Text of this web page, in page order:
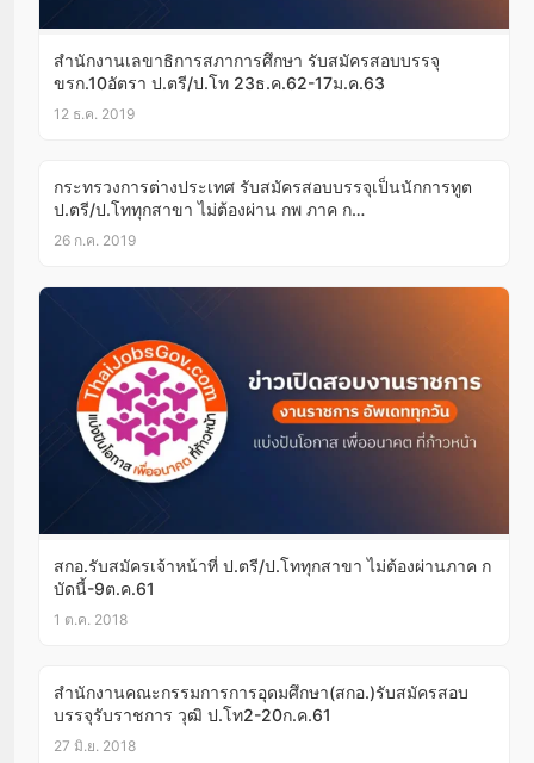
สำนักงานเลขาธิการสภาการศึกษา ​รับสมัครสอบบรรจุ
ขรก.10อัตรา ป.ตรี/ป.โท 23ธ.ค.62-17ม.ค.63
12 ธ.ค. 2019
กระทรวงการต่างประเทศ รับสมัครสอบบรรจุเป็นนักการทูต
ป.ตรี/ป.โททุกสาขา ไม่ต้องผ่าน กพ ภาค ก
50อัตรา5ส.ค.-3ก.ย.62
26 ก.ค. 2019
สกอ.รับสมัครเจ้าหน้าที่ ป.ตรี/ป.โททุกสาขา ไม่ต้องผ่านภาค ก
บัดนี้-9ต.ค.61
1 ต.ค. 2018
สำนักงานคณะกรรมการการอุดมศึกษา(สกอ.)รับสมัครสอบ
บรรจุรับราชการ วุฒิ ป.โท2-20ก.ค.61
27 มิ.ย. 2018